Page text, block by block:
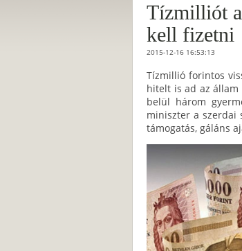
Tízmilliót
kell fizetni
2015-12-16 16:53:13
Tízmillió forintos
hitelt is ad az állam
belül három
miniszter a szerdai
támogatás, gáláns